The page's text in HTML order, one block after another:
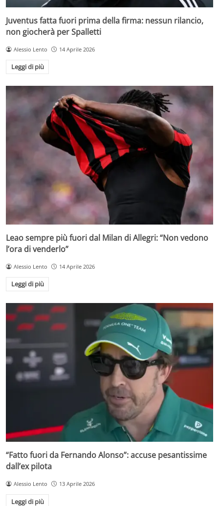
Juventus fatta fuori prima della firma: nessun rilancio,
non giocherà per Spalletti
Alessio Lento 14 Aprile 2026
Leggi di più
Leao sempre più fuori dal Milan di Allegri: “Non vedono
l’ora di venderlo”
Alessio Lento 14 Aprile 2026
Leggi di più
“Fatto fuori da Fernando Alonso”: accuse pesantissime
dall’ex pilota
Alessio Lento 13 Aprile 2026
Leggi di più